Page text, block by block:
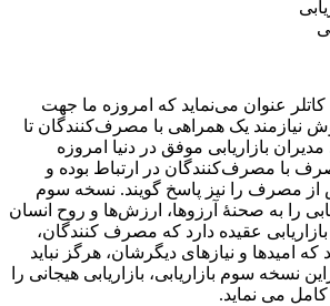
عنوان می‌نماید که امروزه ما جهت
نیازمند یک همراهی با مصرف‌کنندگان تا
بازاریابی موفق در دنیا امروزه
با مصرف‌کنندگان در ارتباط بوده و
از مصرف را نیز پاسخ گویند. نسخه سوم
را به صحنهٔ آرزوها، ارزش‌ها و روح انسان
عقیده دارد که مصرف کنندگان،
امیدها و نیازهای دیگرشان، هرگز نباید
نسخه سوم بازاریابی، بازاریابی هیجانی را
کامل می نماید.